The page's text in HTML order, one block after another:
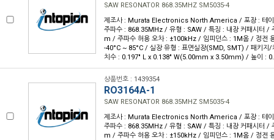
SAW RESONATOR 868.35MHZ SM5035-4
제조사 : Murata Electronics North America / 포장 : 테
주파수 : 868.35MHz / 유형 : SAW / 특징 : 내장 커패시터 /
m / 주파수 허용 오차 : ±100kHz / 임피던스 : 1M옴 / 정전
-40°C ~ 85°C / 실장 유형 : 표면실장(SMD, SMT) / 패키지
치수 : 0.197" L x 0.138" W(5.00mm x 3.50mm) / 높이 :
상품번호 : 1439354
RO3164A-1
SAW RESONATOR 868.35MHZ SM5035-4
제조사 : Murata Electronics North America / 포장 : 테
주파수 : 868.35MHz / 유형 : SAW / 특징 : 내장 커패시터 /
m / 주파수 허용 오차 : ±150kHz / 임피던스 : 1M옴 / 정전